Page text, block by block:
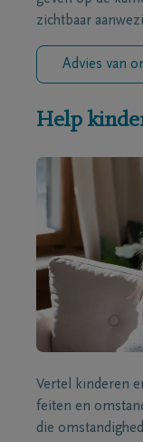
zichtbaar
Advies van
Help
Vertel kinderen
feiten en
die